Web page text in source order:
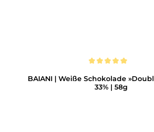
BAIANI | Weiße Schokolade
33% | 58g